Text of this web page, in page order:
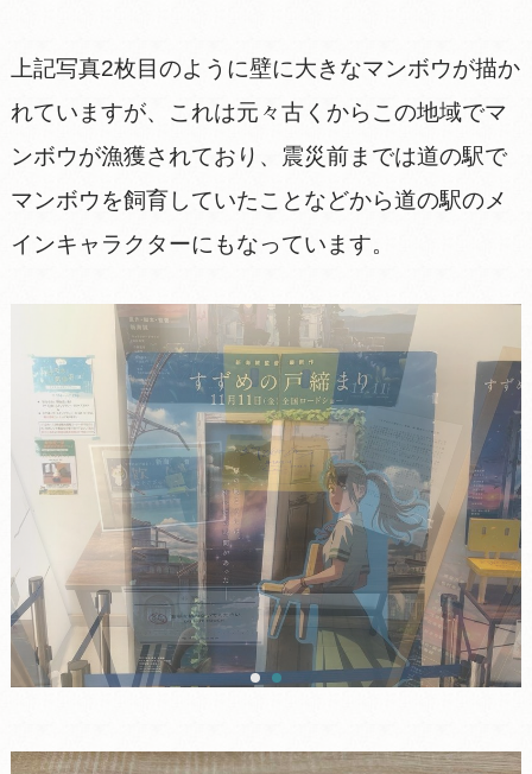
上記写真2枚目のように壁に大きなマンボウが描か
れていますが、これは元々古くからこの地域でマ
ンボウが漁獲されており、震災前までは道の駅で
マンボウを飼育していたことなどから道の駅のメ
インキャラクターにもなっています。